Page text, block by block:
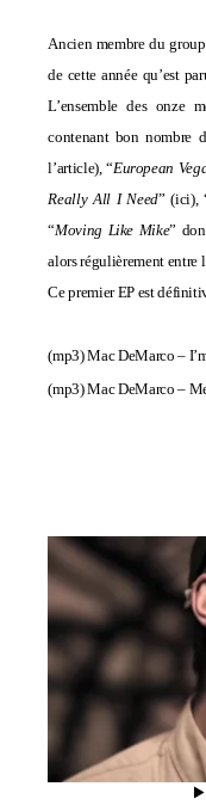
Ancien membre du
de cette année qu’est
L’ensemble des onze
contenant bon nombre
l’article), “European
Really All I Need” (ici),
“Moving Like Mike”
alors régulièrement entre
Ce premier EP est
(mp3)Mac DeMarco –
(mp3)Mac DeMarco –